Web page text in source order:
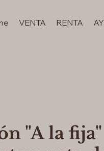
VENTA RENTA
"A la fija"